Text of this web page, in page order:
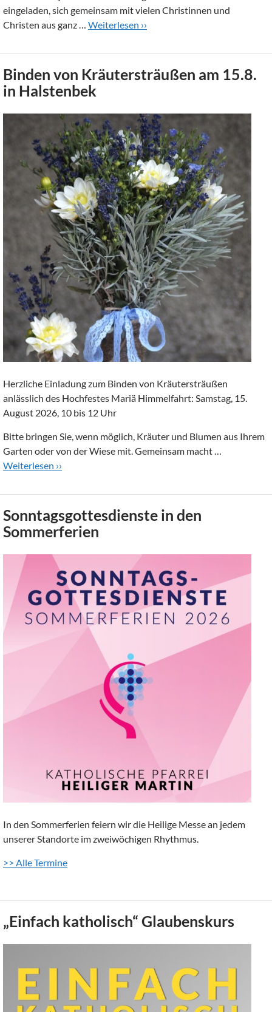
eingeladen, sich gemeinsam mit vielen Christinnen und
Christen aus ganz … Weiterlesen ››
Binden von Kräutersträußen am 15.8.
in Halstenbek
Herzliche Einladung zum Binden von Kräutersträußen
anlässlich des Hochfestes Mariä Himmelfahrt: Samstag, 15.
August 2026, 10 bis 12 Uhr
Bitte bringen Sie, wenn möglich, Kräuter und Blumen aus Ihrem
Garten oder von der Wiese mit. Gemeinsam macht …
Weiterlesen ››
Sonntagsgottesdienste in den
Sommerferien
In den Sommerferien feiern wir die Heilige Messe an jedem
unserer Standorte im zweiwöchigen Rhythmus.
>> Alle Termine
„Einfach katholisch“ Glaubenskurs